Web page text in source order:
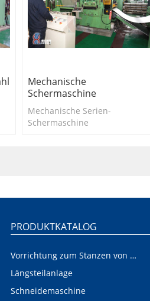
Mechanische
Schermaschine
Mechanische Serien-
Schermaschine
PRODUKTKATALOG
Vorrichtung zum Stanzen von Innen-/Außenplatinen im Automobilbereich
Längsteilanlage
Schneidemaschine